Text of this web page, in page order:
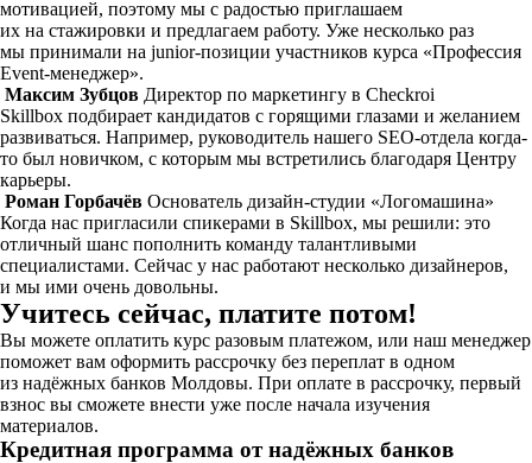
мотивацией, поэтому мы с радостью приглашаем
их на стажировки и предлагаем работу. Уже несколько раз
мы принимали на junior-позиции участников курса «Профессия
Event-менеджер».
Максим Зубцов Директор по маркетингу в Checkroi
Skillbox подбирает кандидатов с горящими глазами и желанием
развиваться. Например, руководитель нашего SEO-отдела когда-
то был новичком, с которым мы встретились благодаря Центру
карьеры.
Роман Горбачёв Основатель дизайн-студии «Логомашина»
Когда нас пригласили спикерами в Skillbox, мы решили: это
отличный шанс пополнить команду талантливыми
специалистами. Сейчас у нас работают несколько дизайнеров,
и мы ими очень довольны.
Учитесь сейчас, платите потом!
Вы можете оплатить курс разовым платежом, или наш менеджер
поможет вам оформить рассрочку без переплат в одном
из надёжных банков Молдовы. При оплате в рассрочку, первый
взнос вы сможете внести уже после начала изучения
материалов.
Кредитная программа от надёжных банков